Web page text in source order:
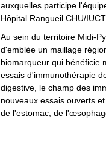
auxquelles participe
Hôpital Rangueil CHU/
Au sein du territoire Midi-
d'emblée un maillage
biomarqueur qui bénéficie
essais d'immunothérapie
digestive, le champ des
nouveaux essais ouverts
de l'estomac, de